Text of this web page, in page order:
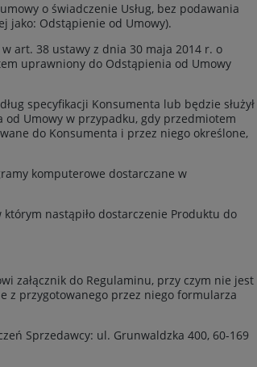
o świadczenie Usług, bez podawania
jako: Odstąpienie od Umowy).
art. 38 ustawy z dnia 30 maja 2014 r. o
uprawniony do Odstąpienia od Umowy
specyfikacji Konsumenta lub będzie służył
Umowy w przypadku, gdy przedmiotem
do Konsumenta i przez niego określone,
komputerowe dostarczane w
nastąpiło dostarczenie Produktu do
załącznik do Regulaminu, przy czym nie jest
z przygotowanego przez niego formularza
Sprzedawcy: ul. Grunwaldzka 400, 60-169